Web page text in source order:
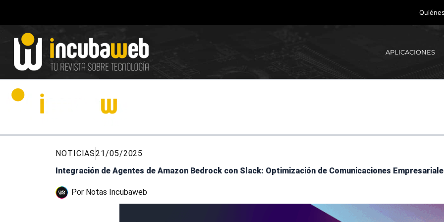
contenido
APLICACIONES
NOTICIAS21/05/2025
Integración de Agentes de Amazon Bedrock con Slack: Optimización de Comunicaciones
Por Notas Incubaweb